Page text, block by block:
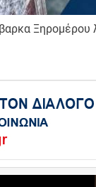
Ξηρομέρου